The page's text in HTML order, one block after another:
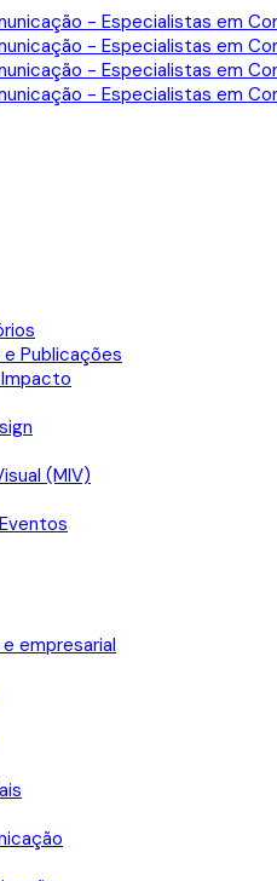
Publicações
(MIV)
empresarial